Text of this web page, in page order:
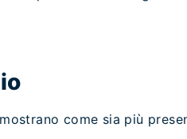
come sia più